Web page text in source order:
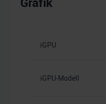
analysieren. Außerdem
weiteren Daten
iGPU
iGPU-Modell